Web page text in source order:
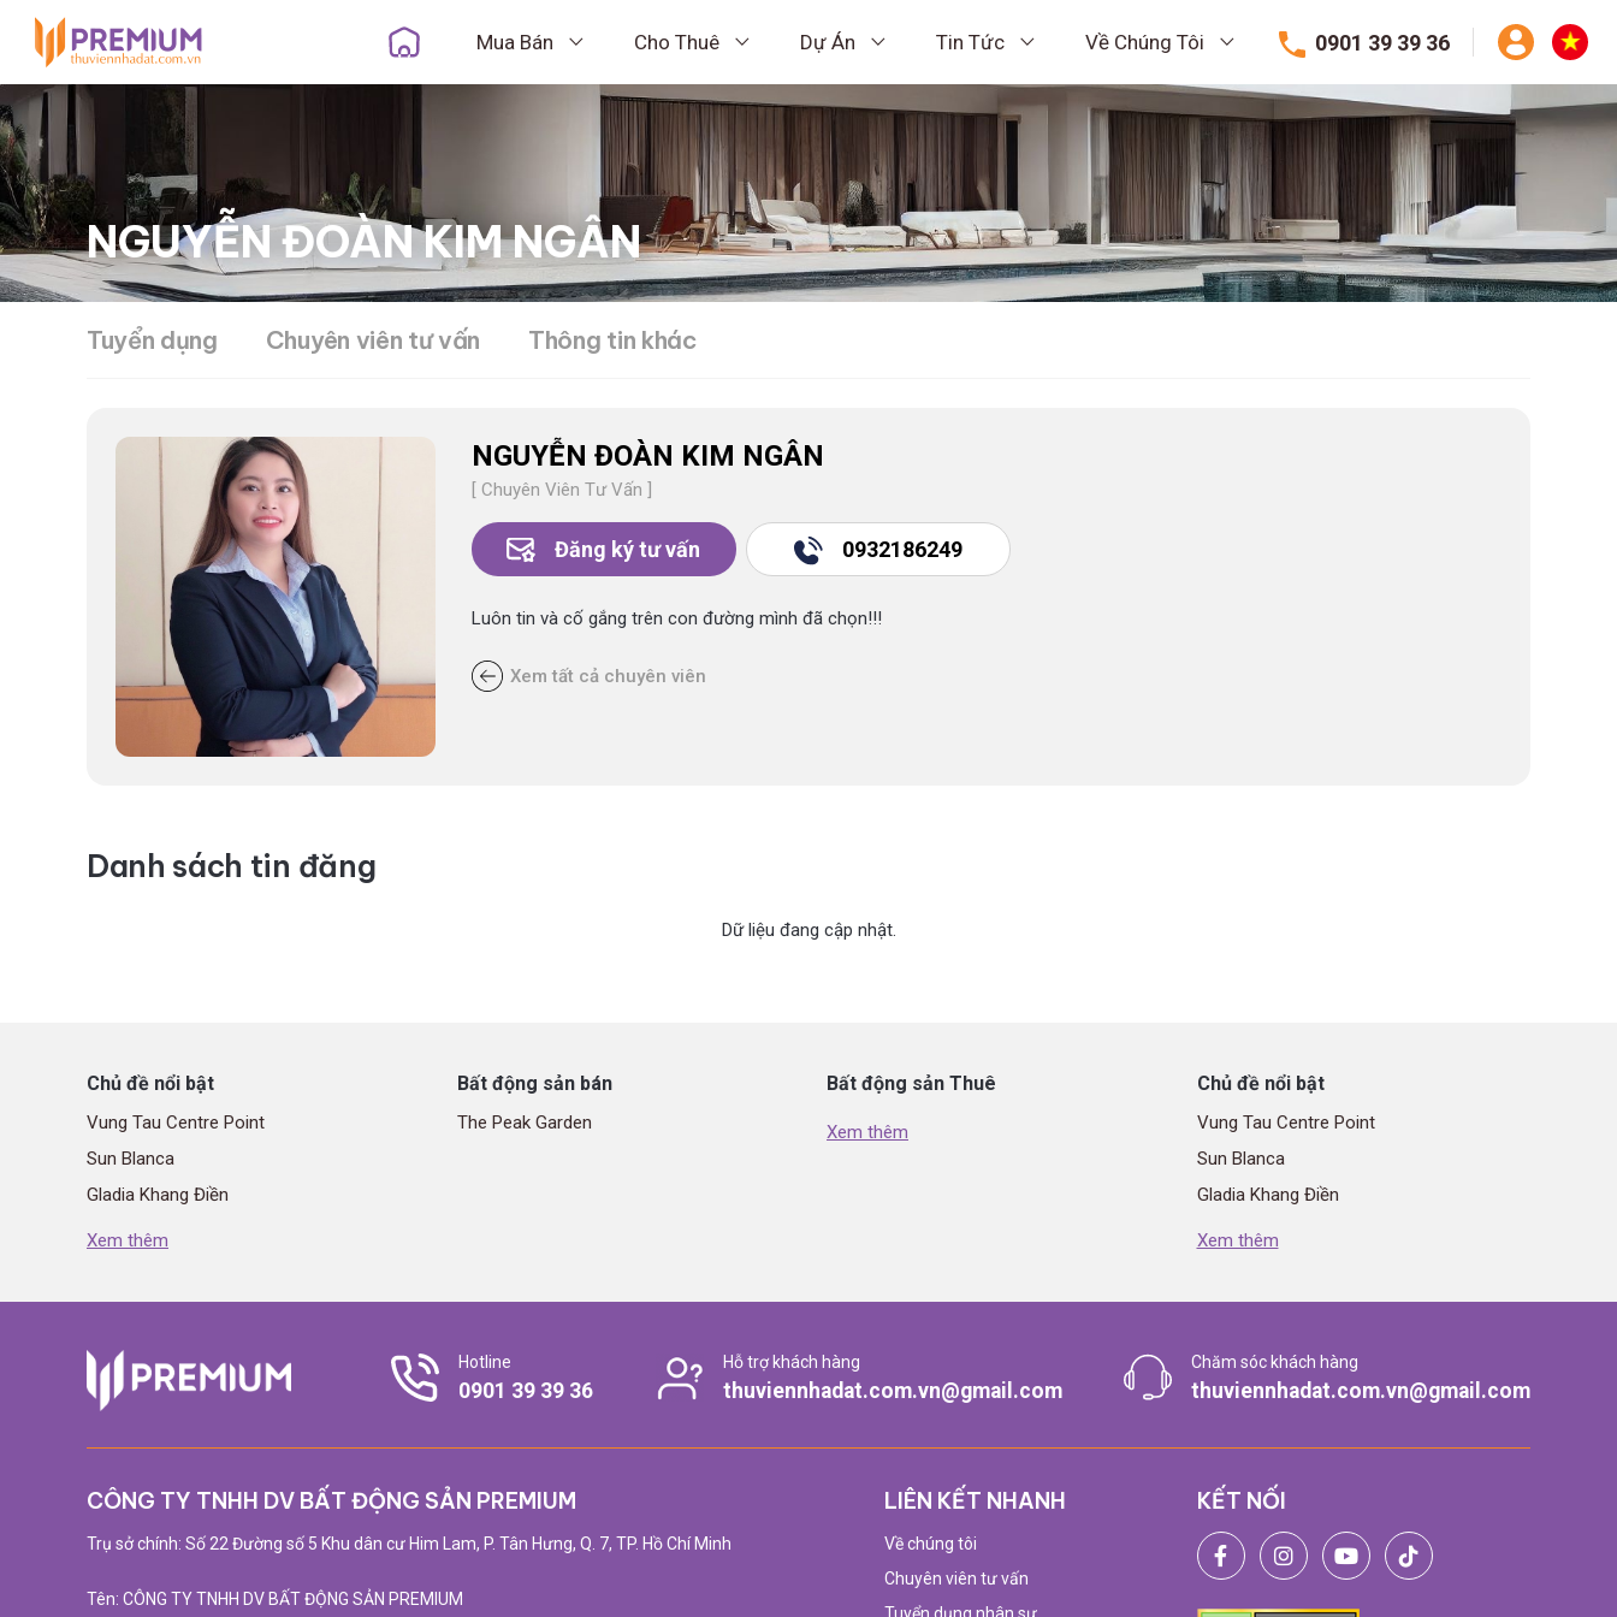
Mua Bán Cho Thuê Dự Án Tin Tức Về Chúng Tôi 0901 39 39 36
NGUYỄN ĐOÀN KIM NGÂN
Tuyển dụng Chuyên viên tư vấn Thông tin khác
NGUYỄN ĐOÀN KIM NGÂN
[ Chuyên Viên Tư Vấn ]
Đăng ký tư vấn 0932186249
Luôn tin và cố gắng trên con đường mình đã chọn!!!
Xem tất cả chuyên viên
Danh sách tin đăng
Dữ liệu đang cập nhật.
Chủ đề nổi bật
Vung Tau Centre Point
Sun Blanca
Gladia Khang Điền
The Emerald Garden View
Elite Life
Xem thêm
Bất động sản bán
The Peak Garden
Bất động sản Thuê
Xem thêm
Chủ đề nổi bật
Vung Tau Centre Point
Sun Blanca
Gladia Khang Điền
The Emerald Garden View
Elite Life
Xem thêm
Hotline
0901 39 39 36
Hỗ trợ khách hàng
thuviennhadat.com.vn@gmail.com
Chăm sóc khách hàng
thuviennhadat.com.vn@gmail.com
CÔNG TY TNHH DV BẤT ĐỘNG SẢN PREMIUM
Trụ sở chính: Số 22 Đường số 5 Khu dân cư Him Lam, P. Tân Hưng, Q. 7, TP. Hồ Chí Minh
Tên: CÔNG TY TNHH DV BẤT ĐỘNG SẢN PREMIUM
LIÊN KẾT NHANH
Về chúng tôi
Chuyên viên tư vấn
Tuyển dụng nhân sự
KẾT NỐI